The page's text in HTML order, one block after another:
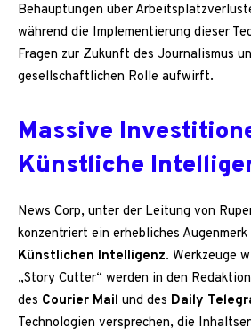
Behauptungen über
während die Implementierung dieser
Fragen zur Zukunft des Journalismus
gesellschaftlichen Rolle aufwirft.
Massive
Künstliche
News Corp, unter der Leitung von
konzentriert ein erhebliches
Künstlichen Intelligenz. Werkzeuge
„Story Cutter“ werden in den
des Courier Mail und des Daily
Technologien versprechen, die